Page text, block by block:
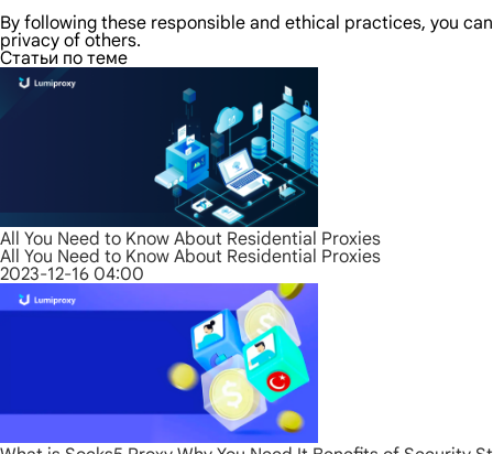
By following these responsible and ethical practices, you
privacy of others.
Статьи по теме
All You Need to Know About Residential Proxies
All You Need to Know About Residential Proxies
2023-12-16 04:00